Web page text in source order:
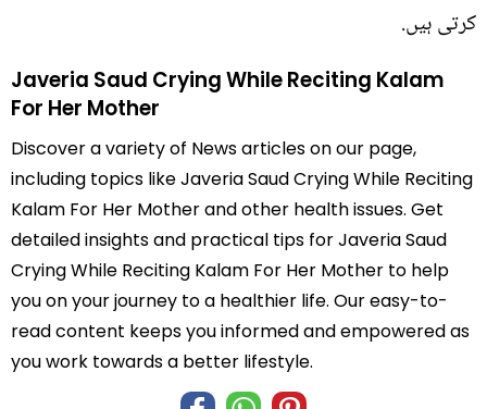
کرتی ہیں.
Javeria Saud Crying While Reciting Kalam
For Her Mother
Discover a variety of News articles on our page,
including topics like Javeria Saud Crying While Reciting
Kalam For Her Mother and other health issues. Get
detailed insights and practical tips for Javeria Saud
Crying While Reciting Kalam For Her Mother to help
you on your journey to a healthier life. Our easy-to-
read content keeps you informed and empowered as
you work towards a better lifestyle.